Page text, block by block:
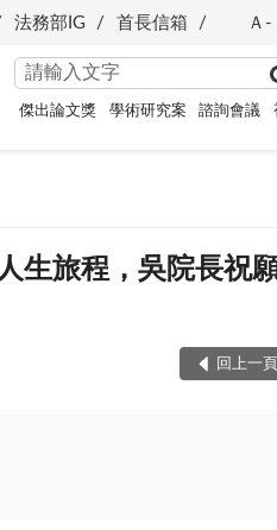
法務部IG 首長信箱 Ａ-
傑出論文獎 學術研究案 諮詢會議
生旅程，吳院長祝
回上一頁